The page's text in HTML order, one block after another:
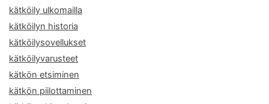
kätköily ulkomailla
kätköilyn historia
kätköilysovellukset
kätköilyvarusteet
kätkön etsiminen
kätkön piilottaminen